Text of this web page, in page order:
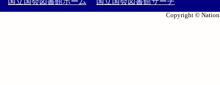
Copyright ©